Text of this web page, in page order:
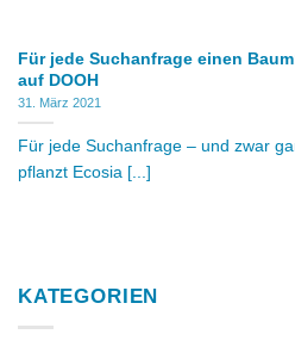
Für jede Suchanfrage einen
auf DOOH
31. März 2021
Für jede Suchanfrage – und zwar
pflanzt Ecosia [...]
KATEGORIEN